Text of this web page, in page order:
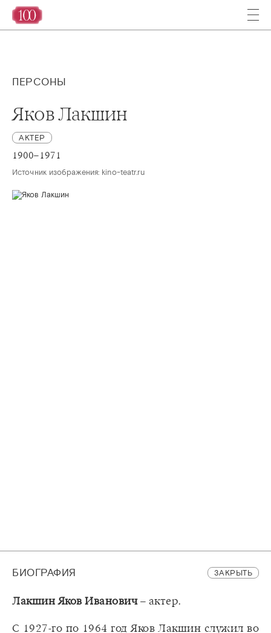
ПЕРСОНЫ
Яков Лакшин
АКТЕР
1900–1971
Источник изображения: kino-teatr.ru
БИОГРАФИЯ ЗАКРЫТЬ
Лакшин Яков Иванович– актер.
С 1927-го по 1964 год Яков Лакшин служил во